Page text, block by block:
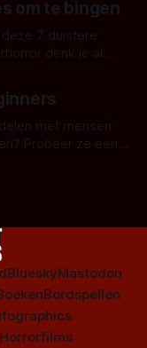
om te bingen
7 duistere
horror
tv-
series uit het duistere of horrorgenre. Als
met mensen
Probeer ze eens
BlueskyMastodon
Bordspellen